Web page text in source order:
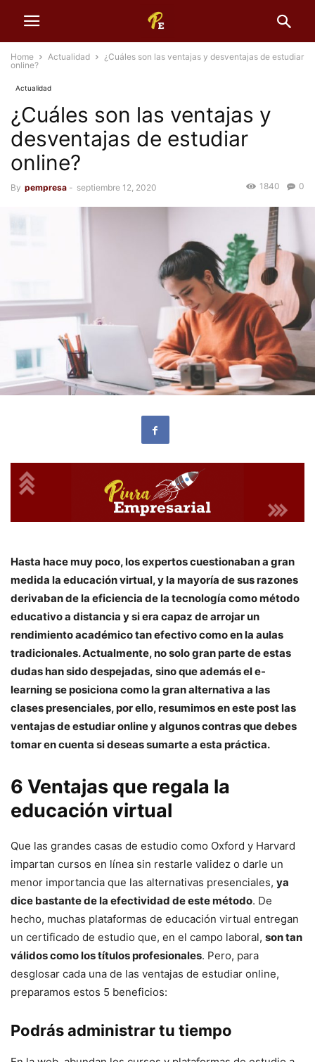
Home Actualidad
¿Cuáles son las ventajas y desventajas de estudiar
online?
Actualidad
¿Cuáles son las ventajas y
desventajas de estudiar
online?
By pempresa - septiembre 12, 2020 0
1840
Hasta hace muy poco, los expertos cuestionaban a gran
medida la educación virtual, y la mayoría de sus razones
derivaban de la eficiencia de la tecnología como método
educativo a distancia y si era capaz de arrojar un
rendimiento académico tan efectivo como en la aulas
tradicionales. Actualmente, no solo gran parte de estas
dudas han sido despejadas, sino que además el e-
learning se posiciona como la gran alternativa a las
clases presenciales, por ello, resumimos en este post las
ventajas de estudiar online y algunos contras que debes
tomar en cuenta si deseas sumarte a esta práctica.
6 Ventajas que regala la
educación virtual
Que las grandes casas de estudio como Oxford y Harvard
impartan cursos en línea sin restarle validez o darle un
menor importancia que las alternativas presenciales, ya
dice bastante de la efectividad de este método. De
hecho, muchas plataformas de educación virtual entregan
un certificado de estudio que, en el campo laboral, son tan
válidos como los títulos profesionales. Pero, para
desglosar cada una de las ventajas de estudiar online,
preparamos estos 5 beneficios:
Podrás administrar tu tiempo